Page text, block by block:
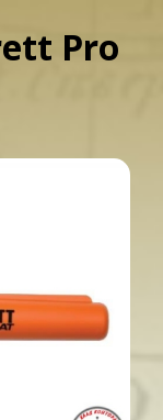
Pro